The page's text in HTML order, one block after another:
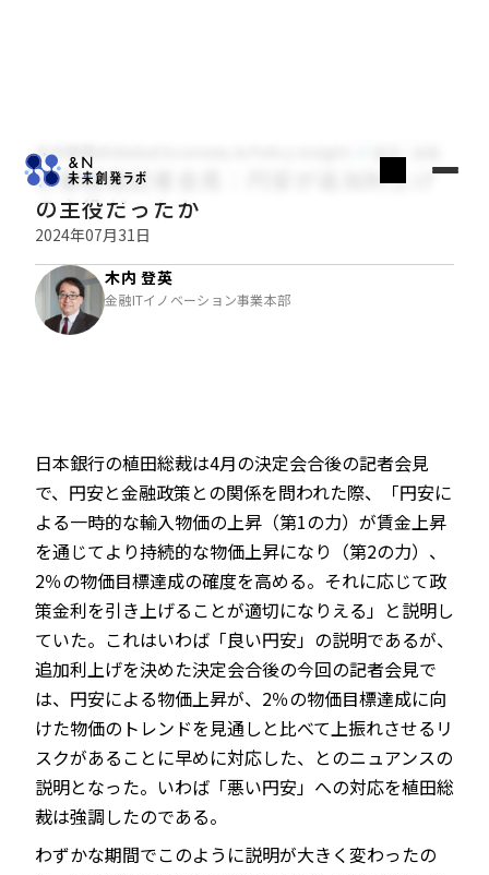
JP EN
木内登英のGlobal Economy & Policy Insight
日銀総裁記者会見：円安が追加利上げ
の主役だったか
2024年07月31日
木内 登英
金融ITイノベーション事業本部
日本銀行の植田総裁は4月の決定会合後の記者会見
で、円安と金融政策との関係を問われた際、「円安に
よる一時的な輸入物価の上昇（第1の力）が賃金上昇
を通じてより持続的な物価上昇になり（第2の力）、
2％の物価目標達成の確度を高める。それに応じて政
策金利を引き上げることが適切になりえる」と説明し
ていた。これはいわば「良い円安」の説明であるが、
追加利上げを決めた決定会合後の今回の記者会見で
は、円安による物価上昇が、2％の物価目標達成に向
けた物価のトレンドを見通しと比べて上振れさせるリ
スクがあることに早めに対応した、とのニュアンスの
説明となった。いわば「悪い円安」への対応を植田総
裁は強調したのである。
わずかな期間でこのように説明が大きく変わったの